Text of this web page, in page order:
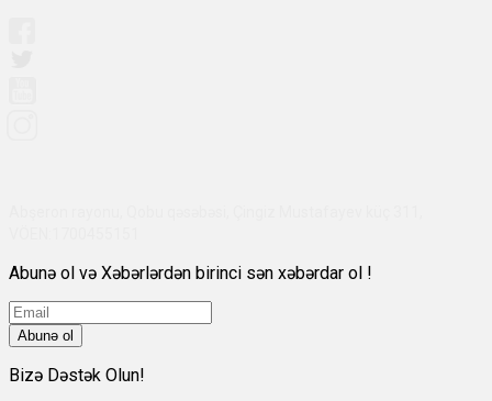
Abunə ol və Xəbərlərdən birinci sən xəbərdar ol !
Abunə ol
Bizə Dəstək Olun!